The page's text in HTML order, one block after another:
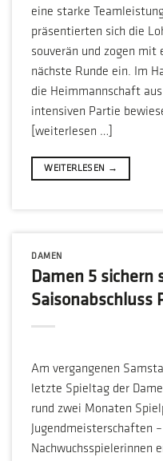
eine starke
präsentierten sich die
souverän und zogen mit
nächste Runde ein. Im
die Heimmannschaft
intensiven Partie
[weiterlesen …]
WEITERLESEN →
DAMEN
Damen 5 sichern
Saisonabschluss
Am vergangenen
letzte Spieltag der
rund zwei Monaten
Jugendmeisterschaften
Nachwuchsspielerinnen